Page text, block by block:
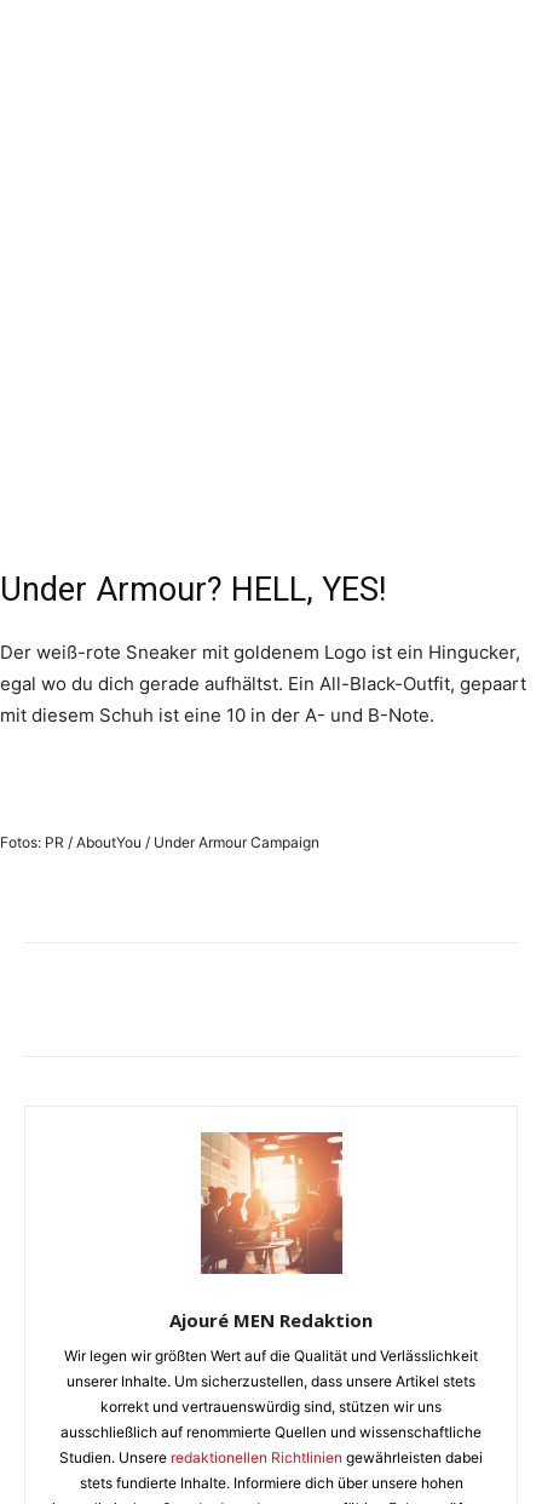
Under Armour? HELL, YES!
Der weiß-rote Sneaker mit goldenem Logo ist ein Hingucker,
egal wo du dich gerade aufhältst. Ein All-Black-Outfit, gepaart
mit diesem Schuh ist eine 10 in der A- und B-Note.
Fotos: PR / AboutYou / Under Armour Campaign
Ajouré MEN Redaktion
Wir legen wir größten Wert auf die Qualität und Verlässlichkeit
unserer Inhalte. Um sicherzustellen, dass unsere Artikel stets
korrekt und vertrauenswürdig sind, stützen wir uns
ausschließlich auf renommierte Quellen und wissenschaftliche
Studien. Unsere redaktionellen Richtlinien gewährleisten dabei
stets fundierte Inhalte. Informiere dich über unsere hohen